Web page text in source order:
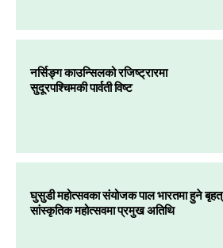
नर्सिङ्ग काउन्सिलको रजिष्ट्रारमा
सुदूरपश्चिमकी पार्वती विष्ट
घुसुडी महोत्सवका संयोजक पाल भारतमा हुने बृहत्
सांस्कृतिक महोत्सवमा प्रमुख अतिथि